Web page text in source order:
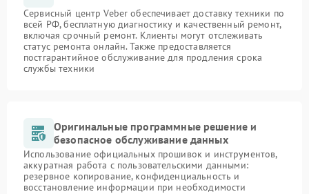
Сервисный центр Veber обеспечивает доставку техники по
всей РФ, бесплатную диагностику и качественный ремонт,
включая срочный ремонт. Клиенты могут отслеживать
статус ремонта онлайн. Также предоставляется
постгарантийное обслуживание для продления срока
службы техники
Оригинальные программные решение и
безопасное обслуживание данных
Использование официальных прошивок и инструментов,
аккуратная работа с пользовательскими данными:
резервное копирование, конфиденциальность и
восстановление информации при необходимости